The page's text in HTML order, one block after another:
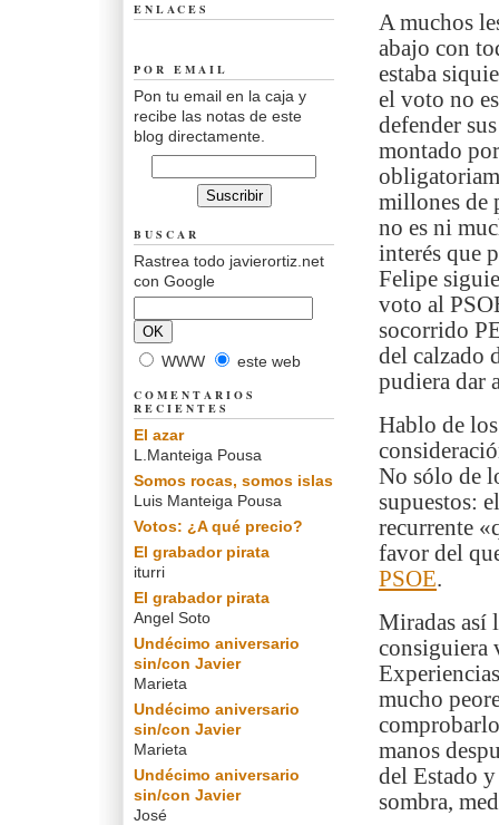
A muchos
abajo con
estaba
el voto no
defender
montado
millones de
no es ni
interés que
Felipe
voto al
socorrido
del calzado
pudiera dar
Hablo de
No sólo de
supuestos:
recurrente
favor del
PSOE.
Miradas así
consiguiera
mucho
manos
del Estado
sombra,
ENLACES
POR EMAIL
Pon tu email en la caja y
recibe las notas de este
blog directamente.
BUSCAR
Rastrea todo javierortiz.net
con Google
WWW este web
COMENTARIOS
RECIENTES
El azar
L.Manteiga Pousa
Somos rocas, somos islas
Luis Manteiga Pousa
Votos: ¿A qué precio?
El grabador pirata
iturri
El grabador pirata
Angel Soto
Undécimo aniversario
sin/con Javier
Marieta
Undécimo aniversario
sin/con Javier
Marieta
Undécimo aniversario
sin/con Javier
José